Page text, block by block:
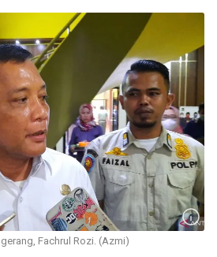
Fachrul Rozi. (Azmi)